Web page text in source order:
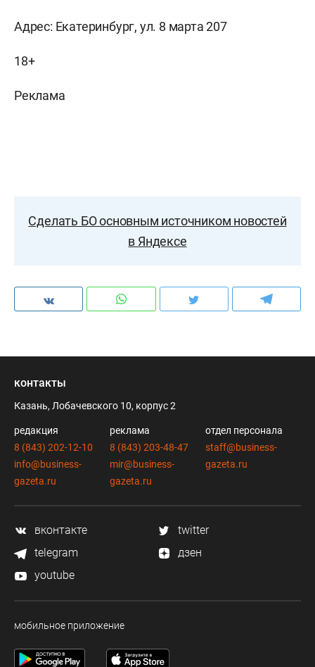
Адрес: Екатеринбург, ул. 8 марта 207
18+
Реклама
Сделать БО основным источником новостей
в Яндексе
контакты
Казань, Лобачевского 10, корпус 2
редакция
8 (843) 202-12-10
info@business-
gazeta.ru
реклама
8 (843) 203-48-47
mir@business-
gazeta.ru
отдел персонала
staff@business-
gazeta.ru
вконтакте
twitter
telegram
дзен
youtube
мобильное приложение